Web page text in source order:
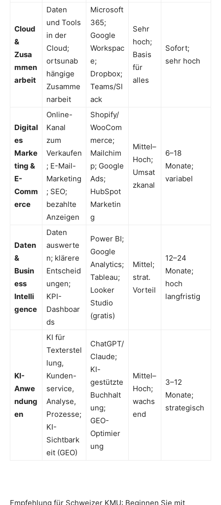
Cloud
&
Zusa
mmen
arbeit
Daten
und Tools
in der
Cloud;
ortsunab
hängige
Zusamme
narbeit
Microsoft
365;
Google
Workspac
e;
Dropbox;
Teams/Sl
ack
Sehr
hoch;
Basis
für
alles
Sofort;
sehr hoch
Digital
es
Marke
ting &
E-
Comm
erce
Online-
Kanal
zum
Verkaufen
; E-Mail-
Marketing
; SEO;
bezahlte
Anzeigen
Shopify/
WooCom
merce;
Mailchim
p; Google
Ads;
HubSpot
Marketin
g
Mittel–
Hoch;
Umsat
zkanal
6–18
Monate;
variabel
Daten
&
Busin
ess
Intelli
gence
Daten
auswerte
n; klärere
Entscheid
ungen;
KPI-
Dashboar
ds
Power BI;
Google
Analytics;
Tableau;
Looker
Studio
(gratis)
Mittel;
strat.
Vorteil
12–24
Monate;
hoch
langfristig
KI-
Anwe
ndung
en
KI für
Texterstel
lung,
Kunden-
service,
Analyse,
Prozesse;
KI-
Sichtbark
eit (GEO)
ChatGPT/
Claude;
KI-
gestützte
Buchhalt
ung;
GEO-
Optimier
ung
Mittel–
Hoch;
wachs
end
3–12
Monate;
strategisch
Empfehlung für Schweizer KMU: Beginnen Sie mit